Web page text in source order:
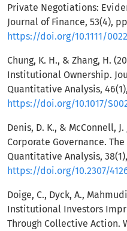
Private Negotiations:
Journal of Finance, 53(4),
https://doi.org/10.1111/
Chung, K. H., & Zhang, H.
Institutional Ownership.
Quantitative Analysis,
https://doi.org/10.1017/
Denis, D. K., & McConnell,
Corporate Governance.
Quantitative Analysis,
https://doi.org/10.2307/
Doige, C., Dyck, A.,
Institutional Investors
Through Collective Action.